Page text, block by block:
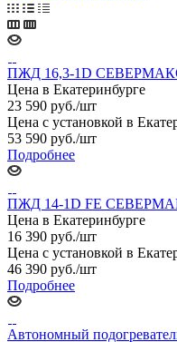
ПЖД 16,3-1D
Цена в Екатеринбурге
23 590 руб./шт
Цена с установкой в
53 590 руб./шт
Подробнее
ПЖД 14-1D FE
Цена в Екатеринбурге
16 390 руб./шт
Цена с установкой в
46 390 руб./шт
Подробнее
Автономный